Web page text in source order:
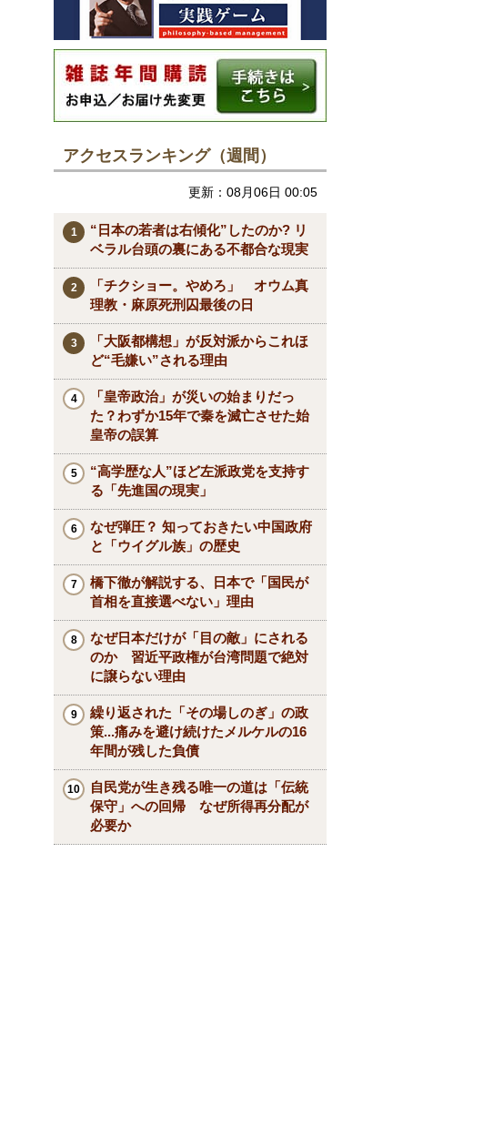
アクセスランキング（週間）
更新：08月06日 00:05
“日本の若者は右傾化”したのか? リ
ベラル台頭の裏にある不都合な現実
「チクショー。やめろ」 オウム真
理教・麻原死刑囚最後の日
「大阪都構想」が反対派からこれほ
ど“毛嫌い”される理由
「皇帝政治」が災いの始まりだっ
た？わずか15年で秦を滅亡させた始
皇帝の誤算
“高学歴な人”ほど左派政党を支持す
る「先進国の現実」
なぜ弾圧？ 知っておきたい中国政府
と「ウイグル族」の歴史
橋下徹が解説する、日本で「国民が
首相を直接選べない」理由
なぜ日本だけが「目の敵」にされる
のか 習近平政権が台湾問題で絶対
に譲らない理由
繰り返された「その場しのぎ」の政
策...痛みを避け続けたメルケルの16
年間が残した負債
自民党が生き残る唯一の道は「伝統
保守」への回帰 なぜ所得再分配が
必要か